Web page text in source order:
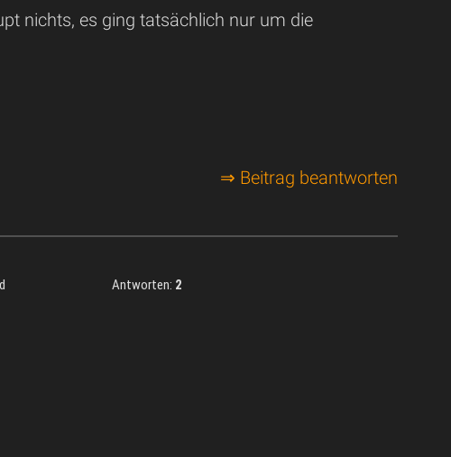
nichts, es ging tatsächlich nur um die
⇒ Beitrag beantworten
Antworten: 2